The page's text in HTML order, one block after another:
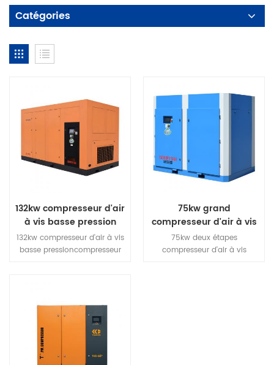
Catégories
132kw compresseur d'air
à vis basse pression
132kw compresseur d'air à vis
basse pressioncompresseur
charge.Compresseur
fonctionner plus stable, fiable,
plus longue 1.Haute extrémité
d'air d'origine de fiabilitéLa
nouvelle génération de rotor
75kw grand
compresseur d'air à vis
rotatif industriel à deux
étages
75kw deux étapes
compresseur d'air à vis